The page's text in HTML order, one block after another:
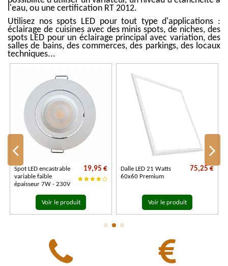
l'eau, ou une certification RT 2012.
Utilisez nos spots LED pour tout type d'applications :
éclairage de cuisines avec des minis spots, de niches, des
spots LED pour un éclairage principal avec variation, des
salles de bains, des commerces, des parkings, des locaux
techniques...
Spot LED encastrable
variable faible
épaisseur 7W - 230V
19,95 €
Voir le produit
Dalle LED 21 Watts
60x60 Premium
75,25 €
Voir le produit